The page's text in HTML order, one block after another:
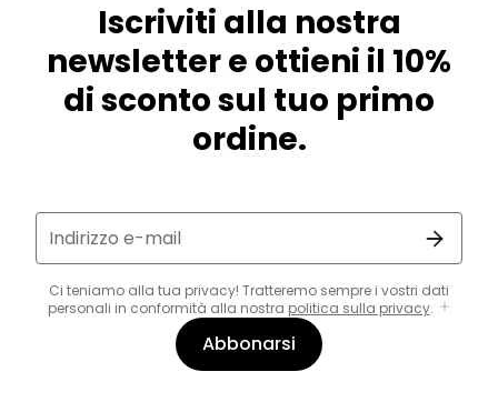
Iscriviti alla nostra
newsletter e ottieni il 10%
di sconto sul tuo primo
ordine.
Indirizzo e-mail
Ci teniamo alla tua privacy! Tratteremo sempre i vostri dati
personali in conformità alla nostra politica sulla privacy.
Abbonarsi